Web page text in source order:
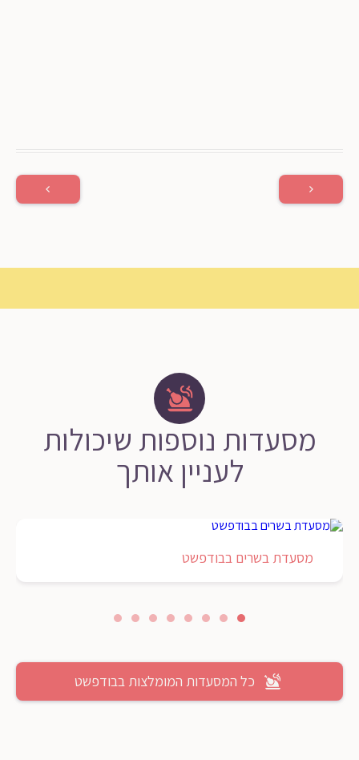
מסעדות נוספות שיכולות
לעניין אותך
מסעדת בשרים בבודפשט
כל המסעדות המומלצות בבודפשט